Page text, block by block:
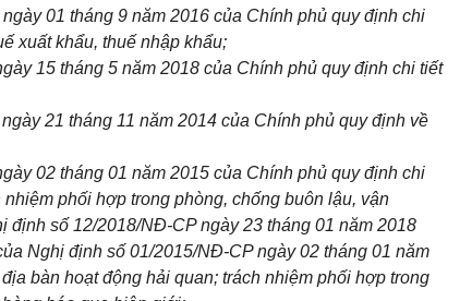
01 tháng 9 năm 2016 của Chính phủ quy định chi
xuất khẩu, thuế nhập khẩu;
15 tháng 5 năm 2018 của Chính phủ quy định chi tiết
21 tháng 11 năm 2014 của Chính phủ quy định về
02 tháng 01 năm 2015 của Chính phủ quy định chi
phối hợp trong phòng, chống buôn lậu, vận
định số 12/2018/NĐ-CPngày 23 tháng 01 năm 2018
Nghị định số 01/2015/NĐ-CP ngày 02 tháng 01 năm
bàn hoạt động hải quan; trách nhiệm phối hợp trong